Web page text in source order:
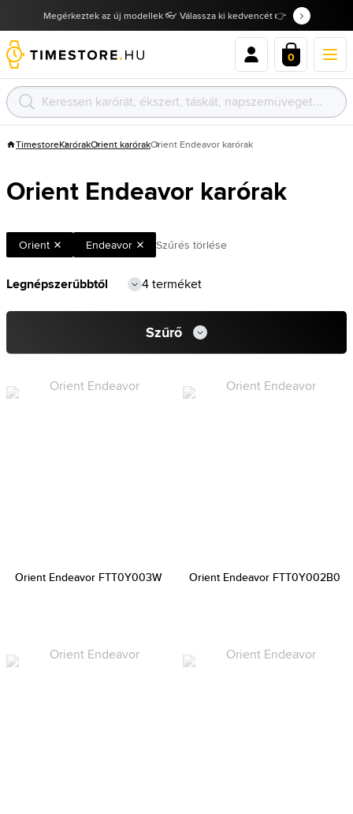
Megérkeztek az új modellek 👓 Válassza ki kedvencét 👉
0
TimestoreKarórakOrient karórakOrient Endeavor karórak
Orient Endeavor karórak
Orient Endeavor Szűrés törlése
4 terméket
Szűrő
Orient Endeavor FTT0Y003W Orient Endeavor FTT0Y002B0